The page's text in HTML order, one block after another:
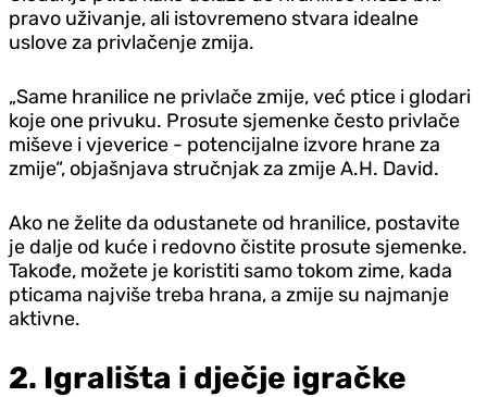
pravo uživanje, ali istovremeno stvara idealne
uslove za privlačenje zmija.
„Same hranilice ne privlače zmije, već ptice i glodari
koje one privuku. Prosute sjemenke često privlače
miševe i vjeverice - potencijalne izvore hrane za
zmije“, objašnjava stručnjak za zmije A.H. David.
Ako ne želite da odustanete od hranilice, postavite
je dalje od kuće i redovno čistite prosute sjemenke.
Takođe, možete je koristiti samo tokom zime, kada
pticama najviše treba hrana, a zmije su najmanje
aktivne.
2. Igrališta i dječje igračke